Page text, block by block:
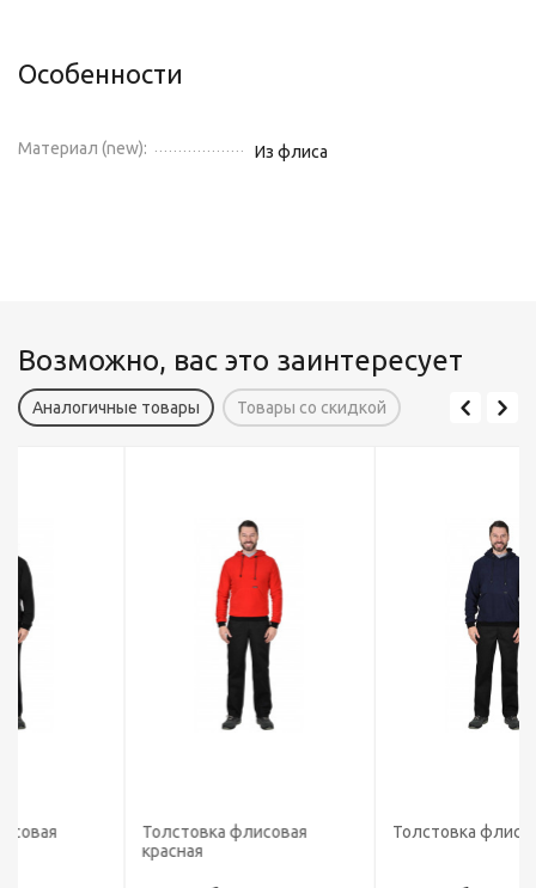
Особенности
Материал (new): Из флиса
Возможно, вас это заинтересует
Аналогичные товары Товары со скидкой
Толстовка флисовая
Толстовка флисовая синяя